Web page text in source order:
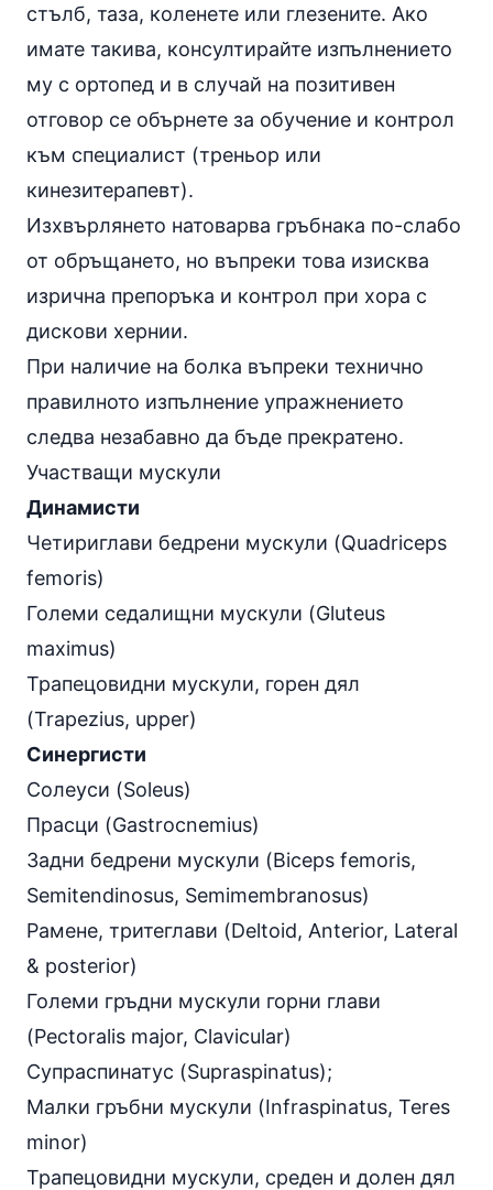
стълб, таза, коленете или глезените. Ако
имате такива, консултирайте изпълнението
му с ортопед и в случай на позитивен
отговор се обърнете за обучение и контрол
към специалист (треньор или
кинезитерапевт).
Изхвърлянето натоварва гръбнака по-слабо
от обръщането, но въпреки това изисква
изрична препоръка и контрол при хора с
дискови хернии.
При наличие на болка въпреки технично
правилното изпълнение упражнението
следва незабавно да бъде прекратено.
Участващи мускули
Динамисти
Четириглави бедрени мускули (Quadriceps
femoris)
Големи седалищни мускули (Gluteus
maximus)
Трапецовидни мускули, горен дял
(Trapezius, upper)
Синергисти
Солеуси (Soleus)
Прасци (Gastrocnemius)
Задни бедрени мускули (Biceps femoris,
Semitendinosus, Semimembranosus)
Рамене, тритеглави (Deltoid, Anterior, Lateral
& posterior)
Големи гръдни мускули горни глави
(Pectoralis major, Clavicular)
Супраспинатус (Supraspinatus);
Mалки гръбни мускули (Infraspinatus, Teres
minor)
Трапецовидни мускули, среден и долен дял